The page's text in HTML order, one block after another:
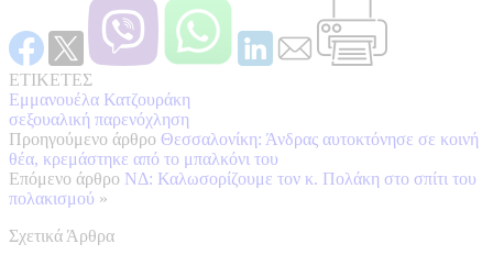
ΕΤΙΚΕΤΕΣ
Εμμανουέλα Κατζουράκη
σεξουαλική παρενόχληση
Προηγούμενο άρθρο Θεσσαλονίκη: Άνδρας αυτοκτόνησε σε κοινή
θέα, κρεμάστηκε από το μπαλκόνι του
Επόμενο άρθρο ΝΔ: Καλωσορίζουμε τον κ. Πολάκη στο σπίτι του
πολακισμού »
Σχετικά Άρθρα